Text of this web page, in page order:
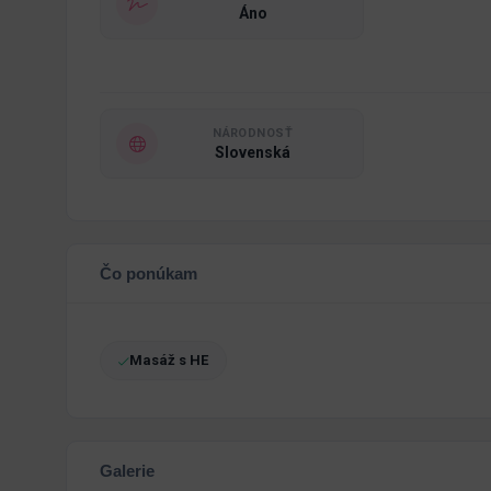
Áno
NÁRODNOSŤ
Slovenská
Čo ponúkam
Masáž s HE
Galerie